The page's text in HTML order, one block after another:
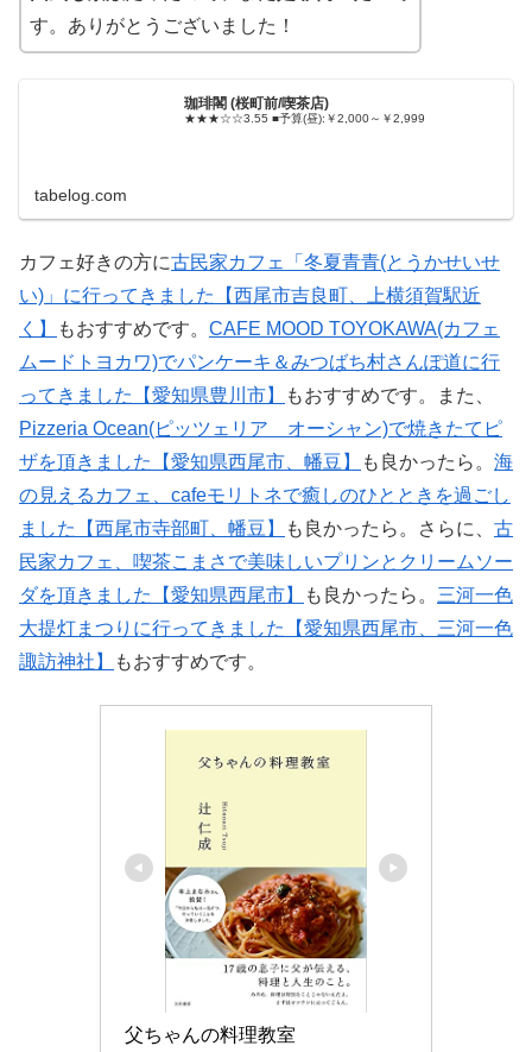
す。ありがとうございました！
珈琲閣 (桜町前/喫茶店)
★★★☆☆3.55 ■予算(昼):￥2,000～￥2,999
tabelog.com
カフェ好きの方に古民家カフェ「冬夏青青(とうかせいせ
い)」に行ってきました【西尾市吉良町、上横須賀駅近
く】
もおすすめです。 CAFE MOOD TOYOKAWA(カフェ
ムードトヨカワ)でパンケーキ＆みつばち村さんぽ道に行
ってきました【愛知県豊川市】
もおすすめです。また、
Pizzeria Ocean(ピッツェリア オーシャン)で焼きたてピ
ザを頂きました【愛知県西尾市、幡豆】
も良かったら。 海
の見えるカフェ、cafeモリトネで癒しのひとときを過ごし
ました【西尾市寺部町、幡豆】
も良かったら。さらに、 古
民家カフェ、喫茶こまさで美味しいプリンとクリームソー
ダを頂きました【愛知県西尾市】
も良かったら。 三河一色
大提灯まつりに行ってきました【愛知県西尾市、三河一色
諏訪神社】
もおすすめです。
父ちゃんの料理教室